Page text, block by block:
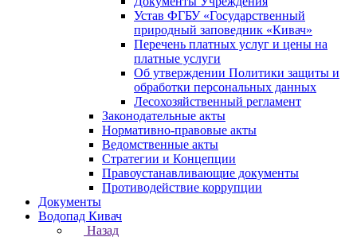
Устав ФГБУ «Государственный
природный заповедник «Кивач»
Перечень платных услуг и цены на
платные услуги
Об утверждении Политики защиты и
обработки персональных данных
Лесохозяйственный регламент
Законодательные акты
Нормативно-правовые акты
Ведомственные акты
Стратегии и Концепции
Правоустанавливающие документы
Противодействие коррупции
Документы
Водопад Кивач
Назад